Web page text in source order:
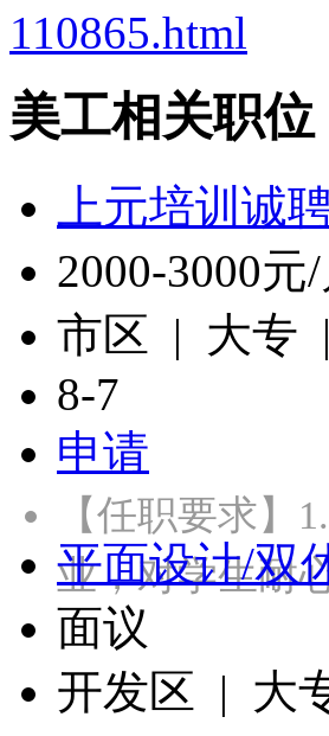
110865.html
美工相关职位
上元培训诚
2000-3000元/
市区 | 大专
8-7
申请
【任职要求】
业，对学生耐
平面设计/双
面议
开发区 | 大